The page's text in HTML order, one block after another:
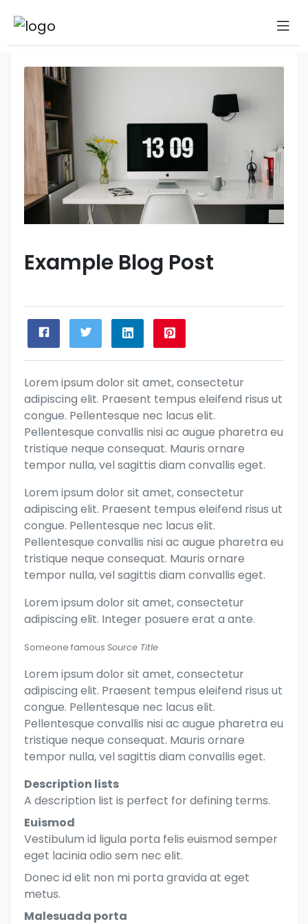
Example Blog Post
Lorem ipsum dolor sit amet, consectetur
adipiscing elit. Praesent tempus eleifend risus ut
congue. Pellentesque nec lacus elit.
Pellentesque convallis nisi ac augue pharetra eu
tristique neque consequat. Mauris ornare
tempor nulla, vel sagittis diam convallis eget.
Lorem ipsum dolor sit amet, consectetur
adipiscing elit. Praesent tempus eleifend risus ut
congue. Pellentesque nec lacus elit.
Pellentesque convallis nisi ac augue pharetra eu
tristique neque consequat. Mauris ornare
tempor nulla, vel sagittis diam convallis eget.
Lorem ipsum dolor sit amet, consectetur
adipiscing elit. Integer posuere erat a ante.
Someone famous Source Title
Lorem ipsum dolor sit amet, consectetur
adipiscing elit. Praesent tempus eleifend risus ut
congue. Pellentesque nec lacus elit.
Pellentesque convallis nisi ac augue pharetra eu
tristique neque consequat. Mauris ornare
tempor nulla, vel sagittis diam convallis eget.
Description lists
A description list is perfect for defining terms.
Euismod
Vestibulum id ligula porta felis euismod semper
eget lacinia odio sem nec elit.
Donec id elit non mi porta gravida at eget
metus.
Malesuada porta